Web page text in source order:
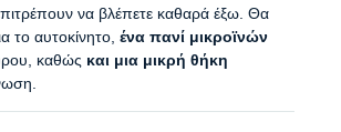
να βλέπετε καθαρά έξω. Θα
το αυτοκίνητο, ένα πανί μικροϊνών
καθώς και μια μικρή θήκη